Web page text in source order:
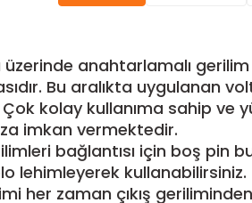
anahtarlamalı
Bu aralıkta uygulanan
Çok kolay kullanıma sahip
imkan vermektedir.
bağlantısı için boş
lehimleyerek kullanabilirsiniz.
her zaman çıkış